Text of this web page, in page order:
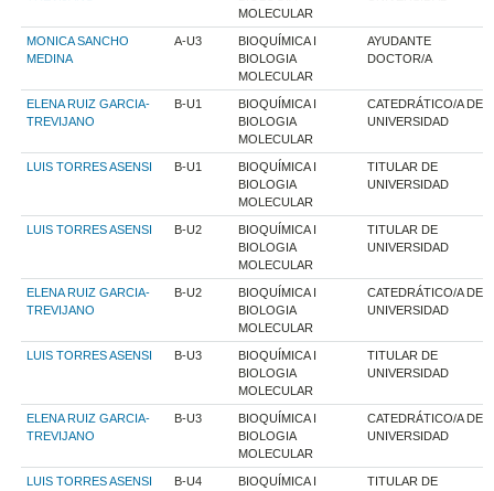
MOLECULAR
MONICA SANCHO
MEDINA
A-U3
BIOQUÍMICA I
BIOLOGIA
MOLECULAR
AYUDANTE
DOCTOR/A
ELENA RUIZ GARCIA-
TREVIJANO
B-U1
BIOQUÍMICA I
BIOLOGIA
MOLECULAR
CATEDRÁTICO/A DE
UNIVERSIDAD
LUIS TORRES ASENSI B-U1
BIOQUÍMICA I
BIOLOGIA
MOLECULAR
TITULAR DE
UNIVERSIDAD
LUIS TORRES ASENSI B-U2
BIOQUÍMICA I
BIOLOGIA
MOLECULAR
TITULAR DE
UNIVERSIDAD
ELENA RUIZ GARCIA-
TREVIJANO
B-U2
BIOQUÍMICA I
BIOLOGIA
MOLECULAR
CATEDRÁTICO/A DE
UNIVERSIDAD
LUIS TORRES ASENSI B-U3
BIOQUÍMICA I
BIOLOGIA
MOLECULAR
TITULAR DE
UNIVERSIDAD
ELENA RUIZ GARCIA-
TREVIJANO
B-U3
BIOQUÍMICA I
BIOLOGIA
MOLECULAR
CATEDRÁTICO/A DE
UNIVERSIDAD
LUIS TORRES ASENSI B-U4
BIOQUÍMICA I
TITULAR DE